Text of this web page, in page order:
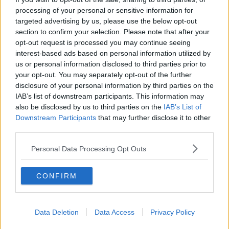
processing of your personal or sensitive information for
targeted advertising by us, please use the below opt-out
section to confirm your selection. Please note that after your
opt-out request is processed you may continue seeing
interest-based ads based on personal information utilized by
us or personal information disclosed to third parties prior to
your opt-out. You may separately opt-out of the further
disclosure of your personal information by third parties on the
IAB’s list of downstream participants. This information may
also be disclosed by us to third parties on the IAB’s List of
Downstream Participants that may further disclose it to other
Personal Data Processing Opt Outs
CONFIRM
Data Deletion Data Access Privacy Policy
kurz vor dem Ziel
Schreiben Sie einen Kommentar